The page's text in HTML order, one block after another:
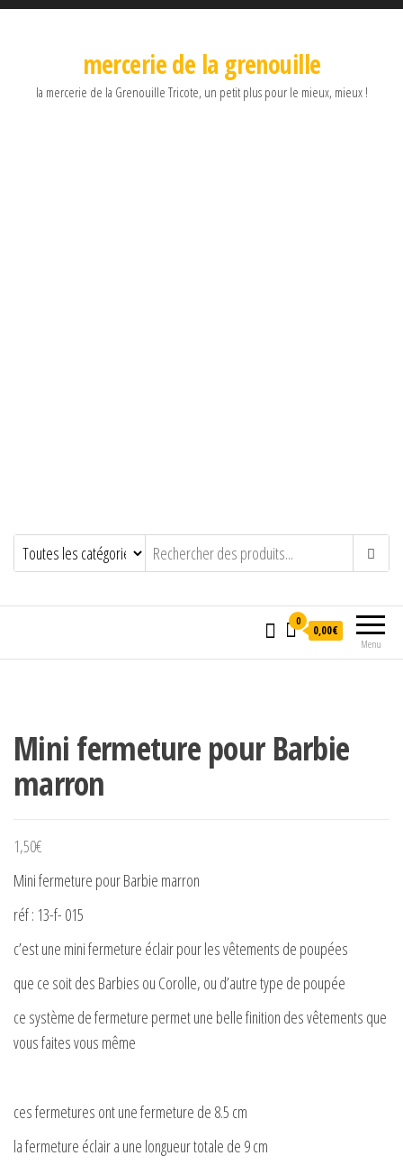
mercerie de la grenouille
la mercerie de la Grenouille Tricote, un petit plus pour le mieux, mieux !
Menu
0
0,00€
Mini fermeture pour Barbie
marron
1,50€
Mini fermeture pour Barbie marron
réf : 13-f- 015
c’est une mini fermeture éclair pour les vêtements de poupées
que ce soit des Barbies ou Corolle, ou d’autre type de poupée
ce système de fermeture permet une belle finition des vêtements que
vous faites vous même
ces fermetures ont une fermeture de 8.5 cm
la fermeture éclair a une longueur totale de 9 cm